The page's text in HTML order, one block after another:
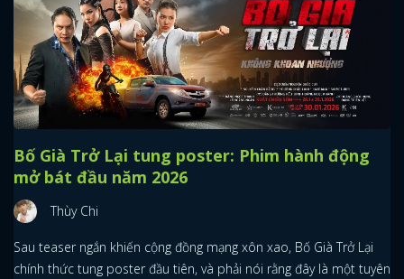
Bố Già Trở Lại tung poster: Phim hành động
mở bát đầu năm 2026
Thùy Chi
Sau teaser ngắn khiến cộng đồng mạng xôn xao, Bố Già Trở Lại
chính thức tung poster đầu tiên, và phải nói rằng đây là một tuyên